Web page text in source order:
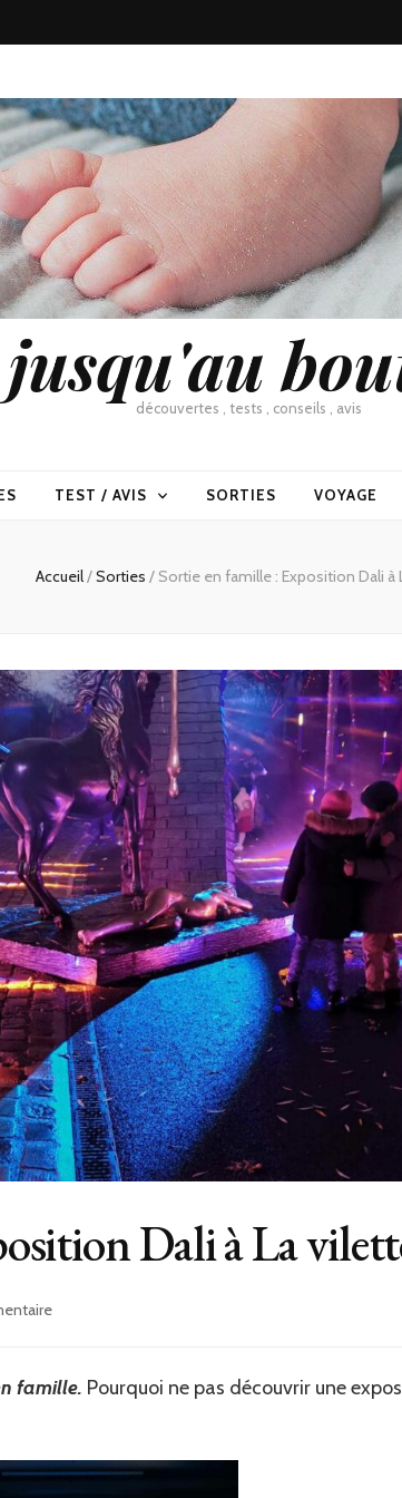
découvertes , tests , conseils , avis
TEST / AVIS SORTIES VOYAGE
Accueil/Sorties / Sortie en famille : Exposition Dali à
Dali à La
sur
famille
à
famille. Pourquoi ne pas découvrir une